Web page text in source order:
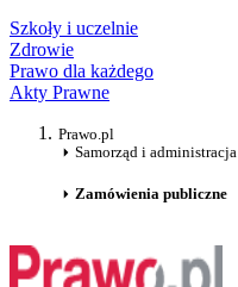
Szkoły i uczelnie
Zdrowie
Prawo dla każdego
Akty Prawne
Prawo.pl
Samorząd i administracja
Zamówienia publiczne